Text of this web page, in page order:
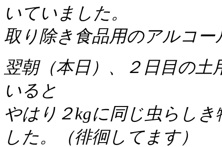
いていました。
取り除き食品用のアルコ
翌朝（本日）、２日目の
いると
やはり２kgに同じ虫らし
した。（徘徊してます）